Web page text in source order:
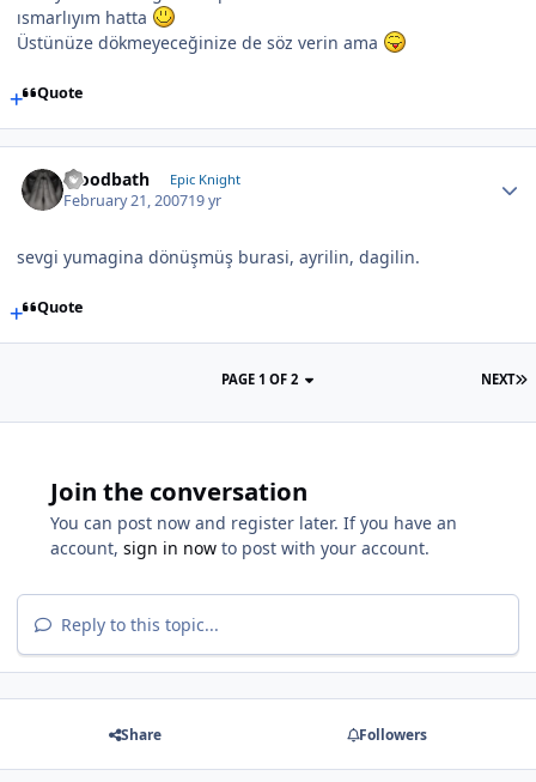
ısmarlıyım hatta
Üstünüze dökmeyeceğinize de söz verin ama
Quote
bloodbath Epic Knight
February 21, 200719 yr
sevgi yumagina dönüşmüş burasi, ayrilin, dagilin.
Quote
NEXT
PAGE 1 OF 2
Join the conversation
You can post now and register later. If you have an
account, sign in now to post with your account.
Reply to this topic...
Share Followers